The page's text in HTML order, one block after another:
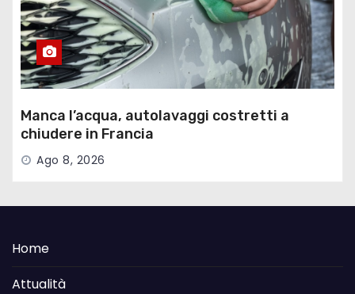
Manca l’acqua, autolavaggi costretti a
chiudere in Francia
Ago 8, 2026
Home
Attualità